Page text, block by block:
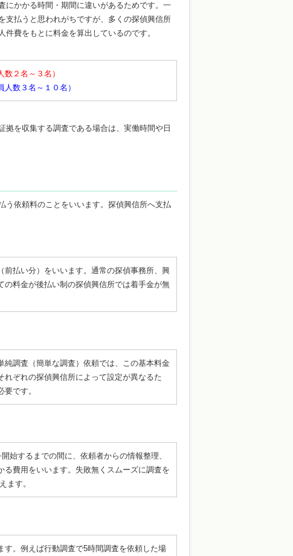
にかかる時間・期間に違いがあるためです。一
支払うと思われがちですが、多くの探偵興信所
費をもとに料金を算出しているのです。
２名～３名）
数３名～１０名）
を収集する調査である場合は、実働時間や日
う依頼料のことをいいます。探偵興信所へ支払
払い分）をいいます。通常の探偵事務所、興
料金が後払い制の探偵興信所では着手金が無
調査（簡単な調査）依頼では、この基本料金
ぞれの探偵興信所によって設定が異なるた
です。
始するまでの間に、依頼者からの情報整理、
費用をいいます。失敗無くスムーズに調査を
ます。
。例えば行動調査で5時間調査を依頼した場